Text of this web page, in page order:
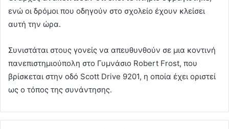
ενώ οι δρόμοι που οδηγούν στο σχολείο έχουν κλείσει
αυτή την ώρα.
Συνιστάται στους γονείς να απευθυνθούν σε μια κοντινή
πανεπιστημιούπολη στο Γυμνάσιο Robert Frost, που
βρίσκεται στην οδό Scott Drive 9201, η οποία έχει οριστεί
ως ο τόπος της συνάντησης.